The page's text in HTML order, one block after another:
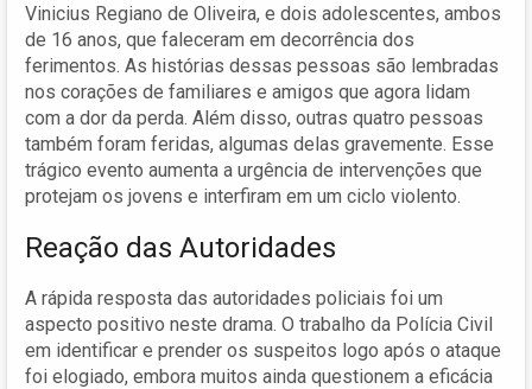
Vinicius Regiano de Oliveira, e dois adolescentes, ambos
de 16 anos, que faleceram em decorrência dos
ferimentos. As histórias dessas pessoas são lembradas
nos corações de familiares e amigos que agora lidam
com a dor da perda. Além disso, outras quatro pessoas
também foram feridas, algumas delas gravemente. Esse
trágico evento aumenta a urgência de intervenções que
protejam os jovens e interfiram em um ciclo violento.
Reação das Autoridades
A rápida resposta das autoridades policiais foi um
aspecto positivo neste drama. O trabalho da Polícia Civil
em identificar e prender os suspeitos logo após o ataque
foi elogiado, embora muitos ainda questionem a eficácia